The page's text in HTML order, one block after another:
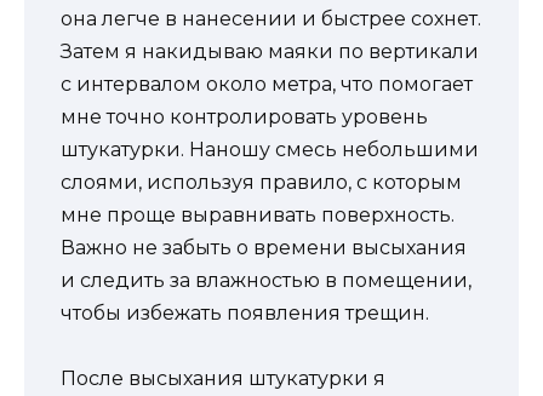
она легче в нанесении и быстрее сохнет.
Затем я накидываю маяки по вертикали
с интервалом около метра, что помогает
мне точно контролировать уровень
штукатурки. Наношу смесь небольшими
слоями, используя правило, с которым
мне проще выравнивать поверхность.
Важно не забыть о времени высыхания
и следить за влажностью в помещении,
чтобы избежать появления трещин.
После высыхания штукатурки я